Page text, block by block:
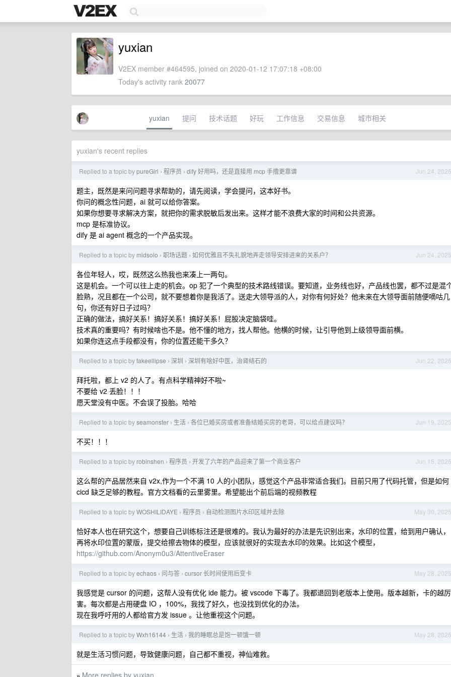
yuxian
V2EX member #464595, joined on 2020-01-12 17:07:18 +08:00
Today's activity rank 20077
yuxian 提问 技术话题 好玩 工作信息 交易信息 城市相关
yuxian's recent replies
Jun 24, 2025
Replied to a topic bypureGirl › 程序员 › dify 好用吗，还是直接用 mcp 手撸更靠谱
题主，既然是来问问题寻求帮助的，请先阅读，学会提问，这本好书。
你问的概念性问题，ai 就可以给你答案。
如果你想要寻求解决方案，就把你的需求脱敏后发出来。这样才能不浪费大家的时间和公共资源。
mcp 是标准协议。
dify 是 ai agent 概念的一个产品实现。
Jun 24, 2025
Replied to a topic by midsolo › 职场话题 › 如何优雅且不失礼貌地弄走领导安排进来的关系户？
各位年轻人，哎，既然这么热我也来凑上一两句。
这是机会。一个可以往上走的机会。op 犯了一个典型的技术路线错误。要知道，业务线也好，产品线也罢，都不过是混
脸熟，况且都在一个公司，就不要想着你是我活了。送走大领导派的人，对你有何好处？他未来在大领导面前随便嘀咕几
句，你还有好日子过吗？
正确的做法，搞好关系！搞好关系！搞好关系！屁股决定脑袋哇。
技术真的重要吗？有时候啥也不是。他不懂的地方，找人帮他。他横的时候，让引导他到上级领导面前横。
如果你连这点手段都没有，你的位置还能干多久？
Jun 22, 2025
Replied to a topic byfakeellipse › 深圳 › 深圳有啥好中医，治肾结石的
拜托啦，都上 v2 的人了。有点科学精神好不啦~
不要给 v2 丢脸！！！
愿天堂没有中医。不会误了投胎。哈哈
Jun 19, 2025
Replied to a topic byseamonster › 生活 › 各位已婚买房或者准备结婚买房的老哥，可以给点建议吗？
不买！！！
Jun 15, 2025
Replied to a topic by robinshen › 程序员 › 开发了六年的产品迎来了第一个商业客户
这么帮的产品居然来自 v2x,作为一个不满 10 人的小团队，感觉这个产品非常适合我们。目前只用了代码托管，但是如何
cicd 缺乏足够的教程。官方文档看的云里雾里。希望能出个前后端的视频教程
May 30, 2025
Replied to a topic byWOSHILIDAYE › 程序员 › 自动检测图片水印区域并去除
恰好本人也在研究这个，想要自己训练标注还是很难的。我认为最好的办法是先识别出来，水印的位置，给到用户确认，
再将水印位置的蒙版，提交给擦去物体的模型，应该就很好的实现去水印的效果。比如这个模型，
https://github.com/Anonym0u3/AttentiveEraser
May 28, 2025
Replied to a topic byechaos › 问与答 › cursor 长时间使用后变卡
我感觉是 cursor 的问题，这帮人没有优化 ide 能力。被 vscode 下毒了。我都退回到老版本上使用。版本越新，卡的越厉
害。每次都是占用硬盘 IO ，100%，我找了好久，也没找到优化的办法。
现在我呼吁用的人都给官方发 issue 。让他重视这个问题。
May 28, 2025
Replied to a topic byWxh16144 › 生活 › 我的睡眠总是饱一顿饿一顿
就是生活习惯问题，导致健康问题，自己都不重视，神仙难救。
More replies by yuxian